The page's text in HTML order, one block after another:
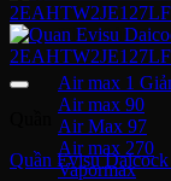
Nike Air Max
Air max 1
Air max 90
Air Max 97
Air max 270
Vapormax
Quần Evisu